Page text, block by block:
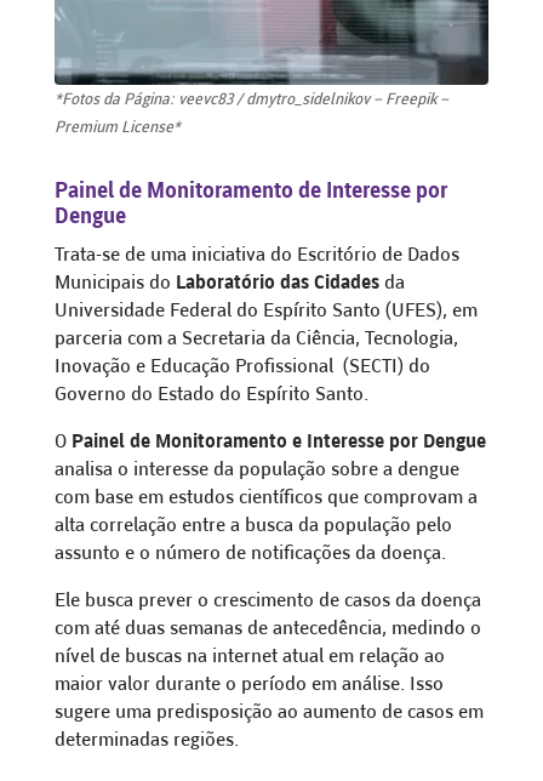
*Fotos da Página: veevc83 / dmytro_sidelnikov – Freepik –
Premium License*
Painel de Monitoramento de Interesse por
Dengue
Trata-se de uma iniciativa do Escritório de Dados
Municipais do Laboratório das Cidades da
Universidade Federal do Espírito Santo (UFES), em
parceria com a Secretaria da Ciência, Tecnologia,
Inovação e Educação Profissional (SECTI) do
Governo do Estado do Espírito Santo.
O Painel de Monitoramento e Interesse por Dengue
analisa o interesse da população sobre a dengue
com base em estudos científicos que comprovam a
alta correlação entre a busca da população pelo
assunto e o número de notificações da doença.
Ele busca prever o crescimento de casos da doença
com até duas semanas de antecedência, medindo o
nível de buscas na internet atual em relação ao
maior valor durante o período em análise. Isso
sugere uma predisposição ao aumento de casos em
determinadas regiões.